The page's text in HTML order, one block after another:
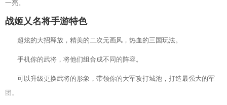
一亮。
战姬乂名将手游特色
超炫的大招释放，精美的二次元画风，热血的三国玩法。
手机你的武将，将他们组合成不同的阵容。
可以升级更换武将的形象，带领你的大军攻打城池，打造最强大的军
团。